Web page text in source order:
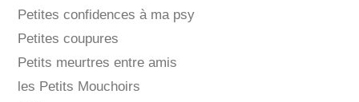
Petites confidences à ma psy
Petites coupures
Petits meurtres entre amis
les Petits Mouchoirs